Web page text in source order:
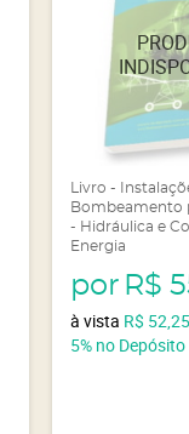
Livro -
Bombeamento
- Hidráulica e
Energia
por R$
à vista R$ 52,25
5% no